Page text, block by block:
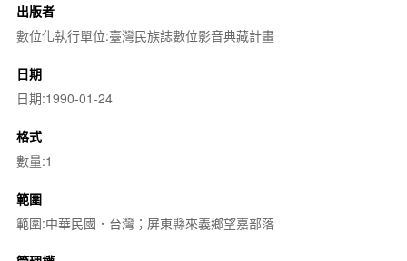
出版者
數位化執行單位:臺灣民族誌數位影音典藏計畫
日期
日期:1990-01-24
格式
數量:1
範圍
範圍:中華民國．台灣；屏東縣來義鄉望嘉部落